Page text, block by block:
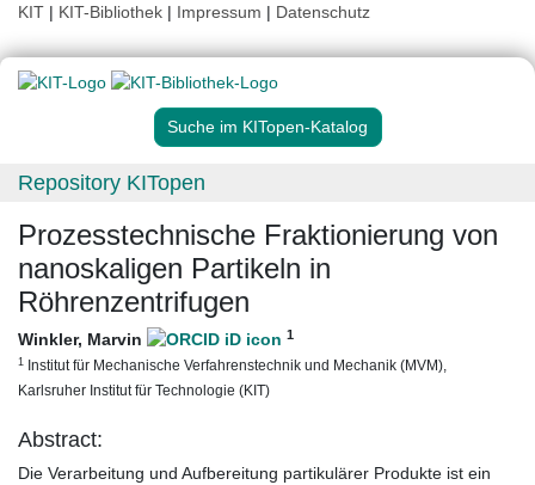
KIT | KIT-Bibliothek | Impressum | Datenschutz
Suche im KITopen-Katalog
Repository KITopen
Prozesstechnische Fraktionierung von
nanoskaligen Partikeln in
Röhrenzentrifugen
Winkler, Marvin 1
1 Institut für Mechanische Verfahrenstechnik und Mechanik (MVM),
Karlsruher Institut für Technologie (KIT)
Abstract:
Die Verarbeitung und Aufbereitung partikulärer Produkte ist ein